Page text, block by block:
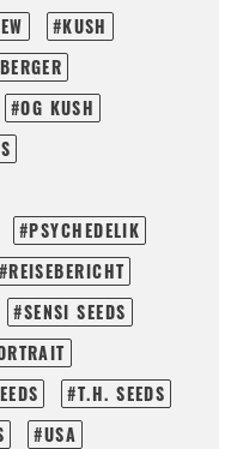
KUSH
OG KUSH
PSYCHEDELIK
REISEBERICHT
SENSI SEEDS
T.H. SEEDS
USA